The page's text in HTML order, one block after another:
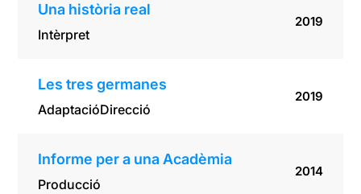
Una història real
Intèrpret
2019
Les tres germanes
AdaptacióDirecció
2019
Informe per a una Acadèmia
Producció
2014